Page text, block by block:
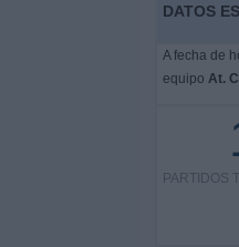
DATOS
A fecha de
equipo At.
PARTIDOS